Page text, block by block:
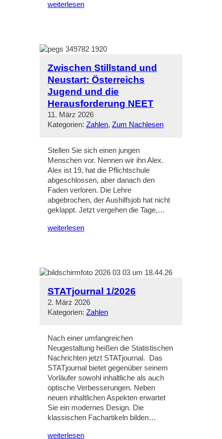
weiterlesen
Zwischen Stillstand und
Neustart: Österreichs
Jugend und die
Herausforderung NEET
11. März 2026
Kategorien: Zahlen, Zum Nachlesen
Stellen Sie sich einen jungen
Menschen vor. Nennen wir ihn Alex.
Alex ist 19, hat die Pflichtschule
abgeschlossen, aber danach den
Faden verloren. Die Lehre
abgebrochen, der Aushilfsjob hat nicht
geklappt. Jetzt vergehen die Tage,…
weiterlesen
STATjournal 1/2026
2. März 2026
Kategorien: Zahlen
Nach einer umfangreichen
Neugestaltung heißen die Statistischen
Nachrichten jetzt STATjournal. Das
STATjournal bietet gegenüber seinem
Vorläufer sowohl inhaltliche als auch
optische Verbesserungen. Neben
neuen inhaltlichen Aspekten erwartet
Sie ein modernes Design. Die
klassischen Fachartikeln bilden…
weiterlesen